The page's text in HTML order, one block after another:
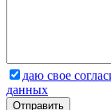
даю свое
данных